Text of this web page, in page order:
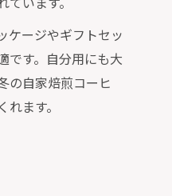
ケージやギフトセッ
です。自分用にも大
の自家焙煎コーヒ
ます。